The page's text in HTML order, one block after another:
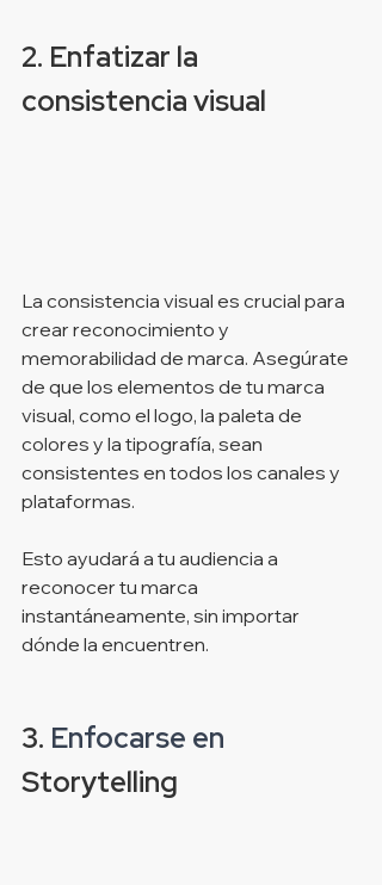
2. Enfatizar la
consistencia visual
La consistencia visual es crucial para
crear reconocimiento y
memorabilidad de marca. Asegúrate
de que los elementos de tu marca
visual, como el logo, la paleta de
colores y la tipografía, sean
consistentes en todos los canales y
plataformas.
Esto ayudará a tu audiencia a
reconocer tu marca
instantáneamente, sin importar
dónde la encuentren.
3. Enfocarse en
Storytelling